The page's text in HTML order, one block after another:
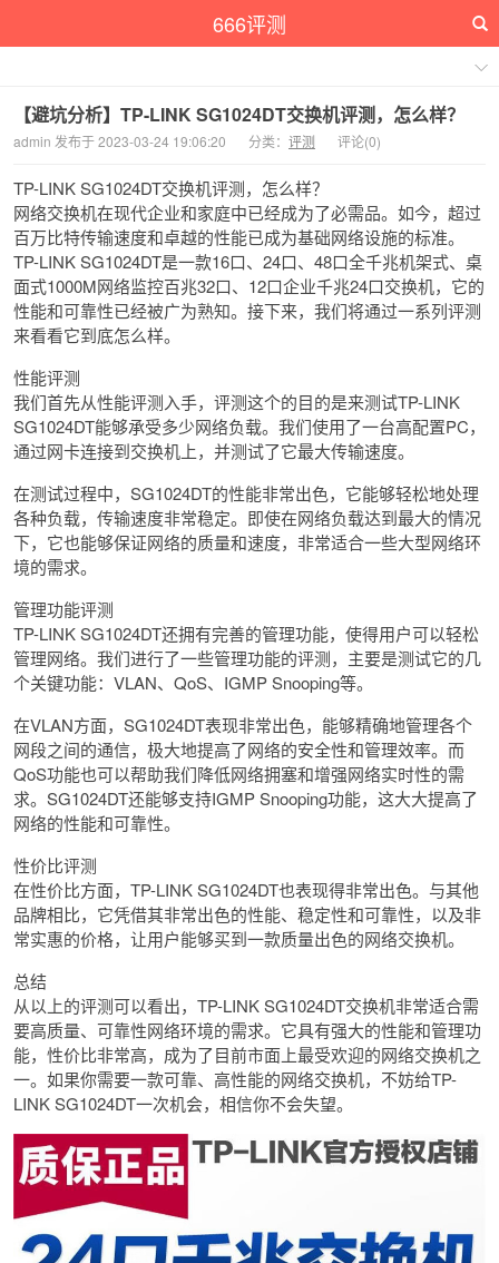
666评测
【避坑分析】TP-LINK SG1024DT交换机评测，怎么样？
admin 发布于 2023-03-24 19:06:20 分类： 评测 评论(0)
TP-LINK SG1024DT交换机评测，怎么样？
网络交换机在现代企业和家庭中已经成为了必需品。如今，超过
百万比特传输速度和卓越的性能已成为基础网络设施的标准。
TP-LINK SG1024DT是一款16口、24口、48口全千兆机架式、桌
面式1000M网络监控百兆32口、12口企业千兆24口交换机，它的
性能和可靠性已经被广为熟知。接下来，我们将通过一系列评测
来看看它到底怎么样。
性能评测
我们首先从性能评测入手，评测这个的目的是来测试TP-LINK
SG1024DT能够承受多少网络负载。我们使用了一台高配置PC，
通过网卡连接到交换机上，并测试了它最大传输速度。
在测试过程中，SG1024DT的性能非常出色，它能够轻松地处理
各种负载，传输速度非常稳定。即使在网络负载达到最大的情况
下，它也能够保证网络的质量和速度，非常适合一些大型网络环
境的需求。
管理功能评测
TP-LINK SG1024DT还拥有完善的管理功能，使得用户可以轻松
管理网络。我们进行了一些管理功能的评测，主要是测试它的几
个关键功能：VLAN、QoS、IGMP Snooping等。
在VLAN方面，SG1024DT表现非常出色，能够精确地管理各个
网段之间的通信，极大地提高了网络的安全性和管理效率。而
QoS功能也可以帮助我们降低网络拥塞和增强网络实时性的需
求。SG1024DT还能够支持IGMP Snooping功能，这大大提高了
网络的性能和可靠性。
性价比评测
在性价比方面，TP-LINK SG1024DT也表现得非常出色。与其他
品牌相比，它凭借其非常出色的性能、稳定性和可靠性，以及非
常实惠的价格，让用户能够买到一款质量出色的网络交换机。
总结
从以上的评测可以看出，TP-LINK SG1024DT交换机非常适合需
要高质量、可靠性网络环境的需求。它具有强大的性能和管理功
能，性价比非常高，成为了目前市面上最受欢迎的网络交换机之
一。如果你需要一款可靠、高性能的网络交换机，不妨给TP-
LINK SG1024DT一次机会，相信你不会失望。